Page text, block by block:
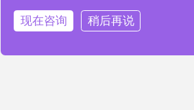
现在咨询 稍后再说